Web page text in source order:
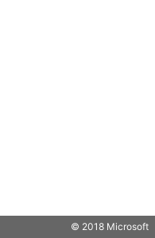
© 2018 Microsoft